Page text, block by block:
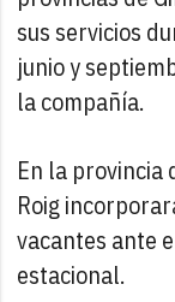
sus servicios
junio y
la compañía.
En la provincia
Roig
vacantes ante
estacional.